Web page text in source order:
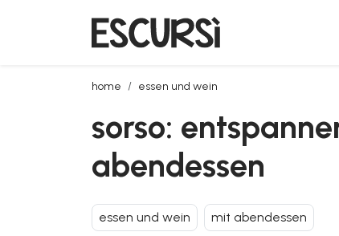
home essen und wein
sorso: entspannender nachmittag in einer villa
sorso:
abendessen
essen und wein mit abendessen